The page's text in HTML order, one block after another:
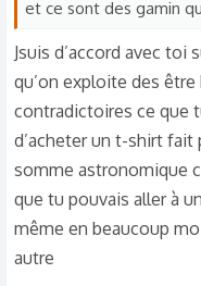
et ce sont des gamin
Jsuis d’accord avec
qu’on exploite des
contradictoires ce que
d’acheter un t-shirt fait
somme astronomique
que tu pouvais aller à
même en beaucoup
autre